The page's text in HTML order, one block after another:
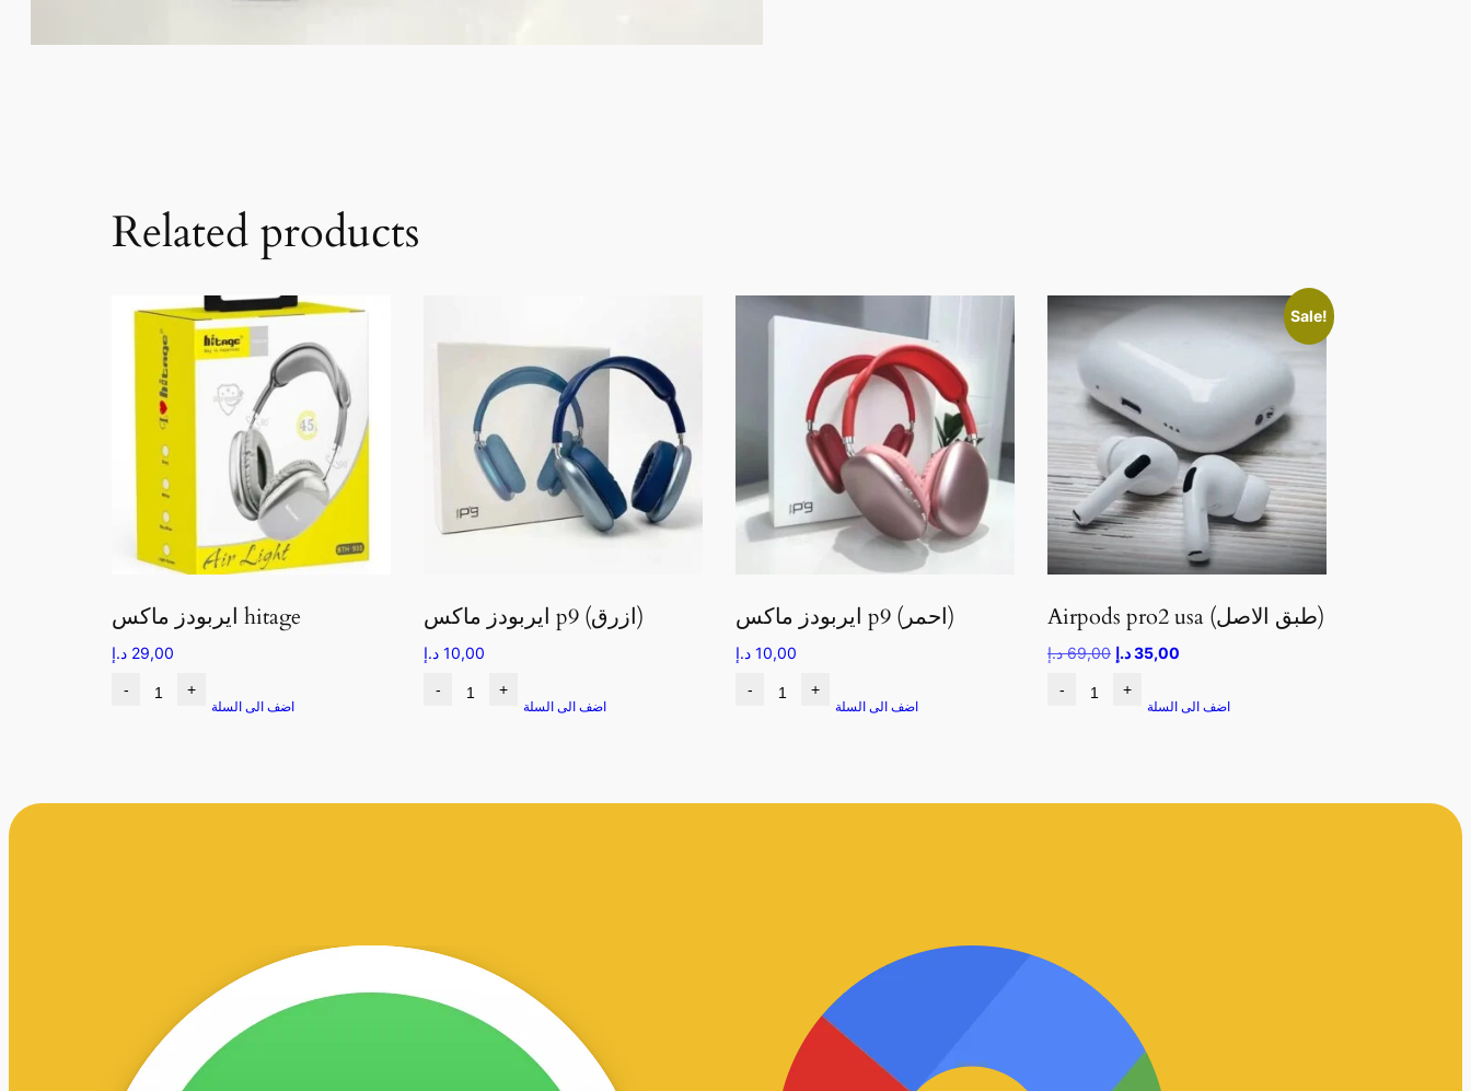
Related products
ايربودز ماكس hitage
29,00 د.إ
- +
اضف الى السلة
ايربودز ماكس p9 (ازرق)
10,00 د.إ
- +
اضف الى السلة
ايربودز ماكس p9 (احمر)
10,00 د.إ
- +
اضف الى السلة
Sale!
Airpods pro2 usa (طبق الاصل)
69,00 د.إ 35,00د.إ
- +
اضف الى السلة